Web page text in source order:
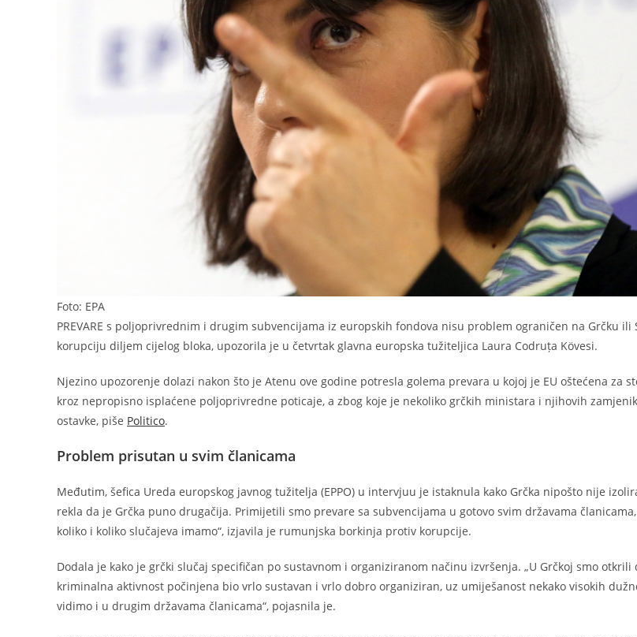
Foto: EPA
PREVARE s poljoprivrednim i drugim subvencijama iz europskih fondova nisu problem ograničen na Grčku ili
korupciju diljem cijelog bloka, upozorila je u četvrtak glavna europska tužiteljica Laura Codruța Kövesi.
Njezino upozorenje dolazi nakon što je Atenu ove godine potresla golema prevara u kojoj je EU oštećena za
kroz nepropisno isplaćene poljoprivredne poticaje, a zbog koje je nekoliko grčkih ministara i njihovih
ostavke, piše Politico.
Problem prisutan u svim članicama
Međutim, šefica Ureda europskog javnog tužitelja (EPPO) u intervjuu je istaknula kako Grčka nipošto nije
rekla da je Grčka puno drugačija. Primijetili smo prevare sa subvencijama u gotovo svim državama
koliko i koliko slučajeva imamo“, izjavila je rumunjska borkinja protiv korupcije.
Dodala je kako je grčki slučaj specifičan po sustavnom i organiziranom načinu izvršenja. „U Grčkoj smo otkrili
kriminalna aktivnost počinjena bio vrlo sustavan i vrlo dobro organiziran, uz umiješanost nekako visokih
vidimo i u drugim državama članicama“, pojasnila je.